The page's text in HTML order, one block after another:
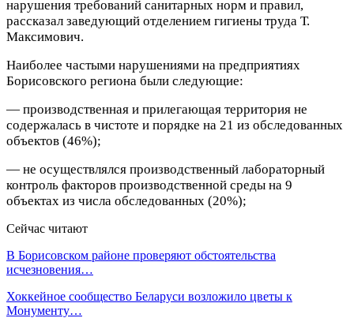
нарушения требований санитарных норм и правил,
рассказал заведующий отделением гигиены труда Т.
Максимович.
Наиболее частыми нарушениями на предприятиях
Борисовского региона были следующие:
— производственная и прилегающая территория не
содержалась в чистоте и порядке на 21 из обследованных
объектов (46%);
— не осуществлялся производственный лабораторный
контроль факторов производственной среды на 9
объектах из числа обследованных (20%);
Сейчас читают
В Борисовском районе проверяют обстоятельства
исчезновения…
Хоккейное сообщество Беларуси возложило цветы к
Монументу…